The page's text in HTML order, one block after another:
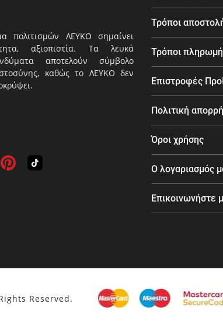
ΛΕΥΚΟ σημαίνει
αξιοπιστία. Τα λευκά
αποτελούν σύμβολο
καθώς το ΛΕΥΚΟ δεν
Τρόποι
Τρόποι
Επιστροφές
Πολιτική
Όροι χρήσης
Ο λογαριασμός
Επικοινωνήστε
Reserved.